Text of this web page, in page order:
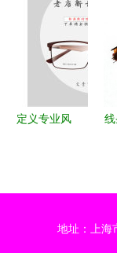
——论眼镜
的魅力与符
号学
定义专业风
地址：上海